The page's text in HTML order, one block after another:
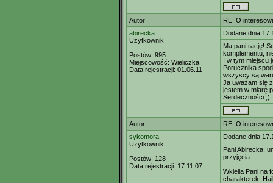
Autor
RE: O
abirecka
Użytkownik
Postów: 995
Miejscowość: Wieliczka
Data rejestracji: 01.06.11
Dodane dnia
Ma pani rację!
komplementu,
I w tym miejscu
Porucznika
wszyscy są
Ja uważam się
jestem w miarę
Serdeczności ;)
Autor
RE: O
sykomora
Użytkownik
Postów: 128
Data rejestracji: 17.11.07
Dodane dnia
Pani Abirecka,
przyjęcia.
Wkleiła Pani na
charakterek.